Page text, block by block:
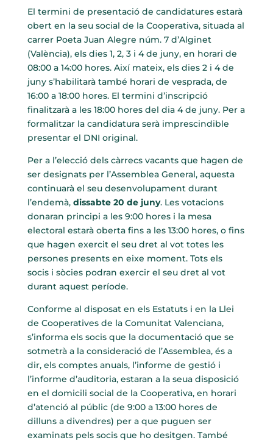
El termini de presentació de candidatures estarà
obert en la seu social de la Cooperativa, situada al
carrer Poeta Juan Alegre núm. 7 d’Alginet
(València), els dies 1, 2, 3 i 4 de juny, en horari de
08:00 a 14:00 hores. Així mateix, els dies 2 i 4 de
juny s’habilitarà també horari de vesprada, de
16:00 a 18:00 hores. El termini d’inscripció
finalitzarà a les 18:00 hores del dia 4 de juny. Per a
formalitzar la candidatura serà imprescindible
presentar el DNI original.
Per a l’elecció dels càrrecs vacants que hagen de
ser designats per l’Assemblea General, aquesta
continuarà el seu desenvolupament durant
l’endemà, dissabte 20 de juny. Les votacions
donaran principi a les 9:00 hores i la mesa
electoral estarà oberta fins a les 13:00 hores, o fins
que hagen exercit el seu dret al vot totes les
persones presents en eixe moment. Tots els
socis i sòcies podran exercir el seu dret al vot
durant aquest període.
Conforme al disposat en els Estatuts i en la Llei
de Cooperatives de la Comunitat Valenciana,
s’informa els socis que la documentació que se
sotmetrà a la consideració de l’Assemblea, és a
dir, els comptes anuals, l’informe de gestió i
l’informe d’auditoria, estaran a la seua disposició
en el domicili social de la Cooperativa, en horari
d’atenció al públic (de 9:00 a 13:00 hores de
dilluns a divendres) per a que puguen ser
examinats pels socis que ho desitgen. També